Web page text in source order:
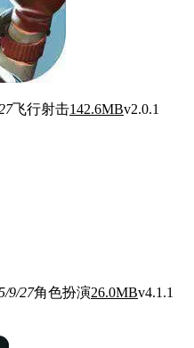
飞行射击142.6MBv2.0.1
9/27角色扮演26.0MBv4.1.1